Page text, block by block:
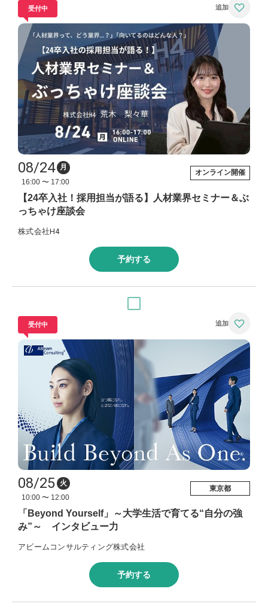
受付中
08/24
月
16:00 〜 17:00
オンライン開催
【24卒入社！採用担当が語る】人材業界セミナー＆ぶ
っちゃけ座談会
株式会社H4
予約する
受付中
08/25
火
10:00 〜 12:00
東京都
「Beyond Yourself」～大学生活で育てる“自分の強
み”～ インタビュー力
アビームコンサルティング株式会社
予約する